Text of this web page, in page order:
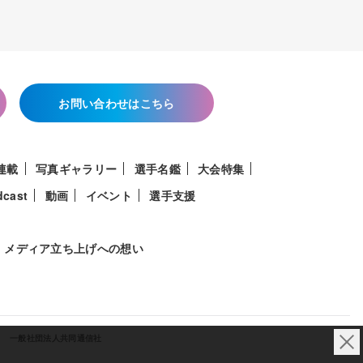
お問い合わせはこちら
載 写真ギャラリー 選手名鑑
大会特集
動画 イベント 選手支援
メディア立ち上げへの想い